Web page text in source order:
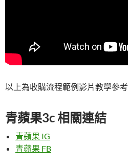
以上為收購流程範例影片教學參考
青蘋果3c 相關連結
青蘋果 IG
青蘋果 FB